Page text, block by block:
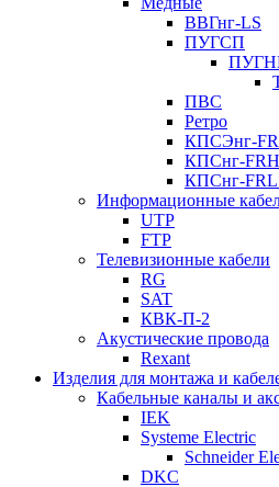
ВВГнг-LS
ПУГСП
ПВС
Ретро
КПСЭнг-
КПСнг-
КПСнг-
Информационные
UTP
FTP
Телевизионные кабели
RG
SAT
КВК-П-2
Акустические провода
Rexant
Изделия для монтажа и
Кабельные каналы и
IEK
Systeme Electric
Schneider
DKC